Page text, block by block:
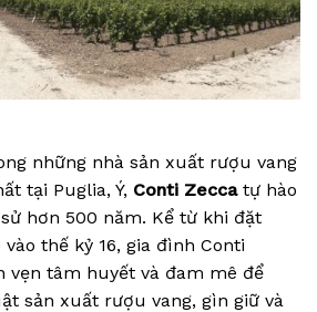
những nhà sản xuất rượu vang
tại Puglia, Ý, Conti Zeccatự hào
hơn 500 năm. Kể từ khi đặt
thế kỷ 16, gia đình Conti
vẹn tâm huyết và đam mê để
sản xuất rượu vang, gìn giữ và